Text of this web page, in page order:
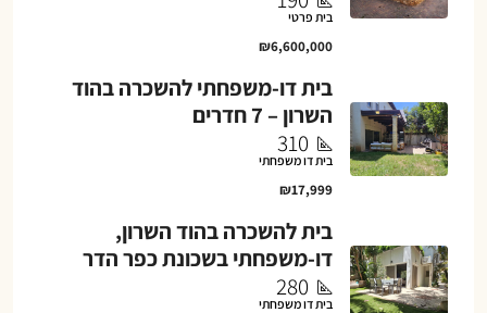
בית פרטי
₪6,600,000
בית דו-משפחתי להשכרה בהוד
השרון – 7 חדרים
310
בית דו משפחתי
₪17,999
בית להשכרה בהוד השרון,
דו-משפחתי בשכונת כפר הדר
280
בית דו משפחתי